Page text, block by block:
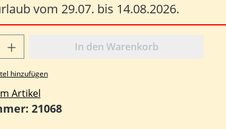
vom 29.07. bis 14.08.2026.
Gib den gewünschten
In den Warenkorb
hinzufügen
Artikel
21068